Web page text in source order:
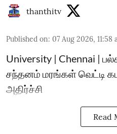
thanthitv
Published on: 07 Aug 2026, 11:58
University | Chennai |
சந்தனம் மரங்கள் வெட்டி
அதிர்ச்சி
Read